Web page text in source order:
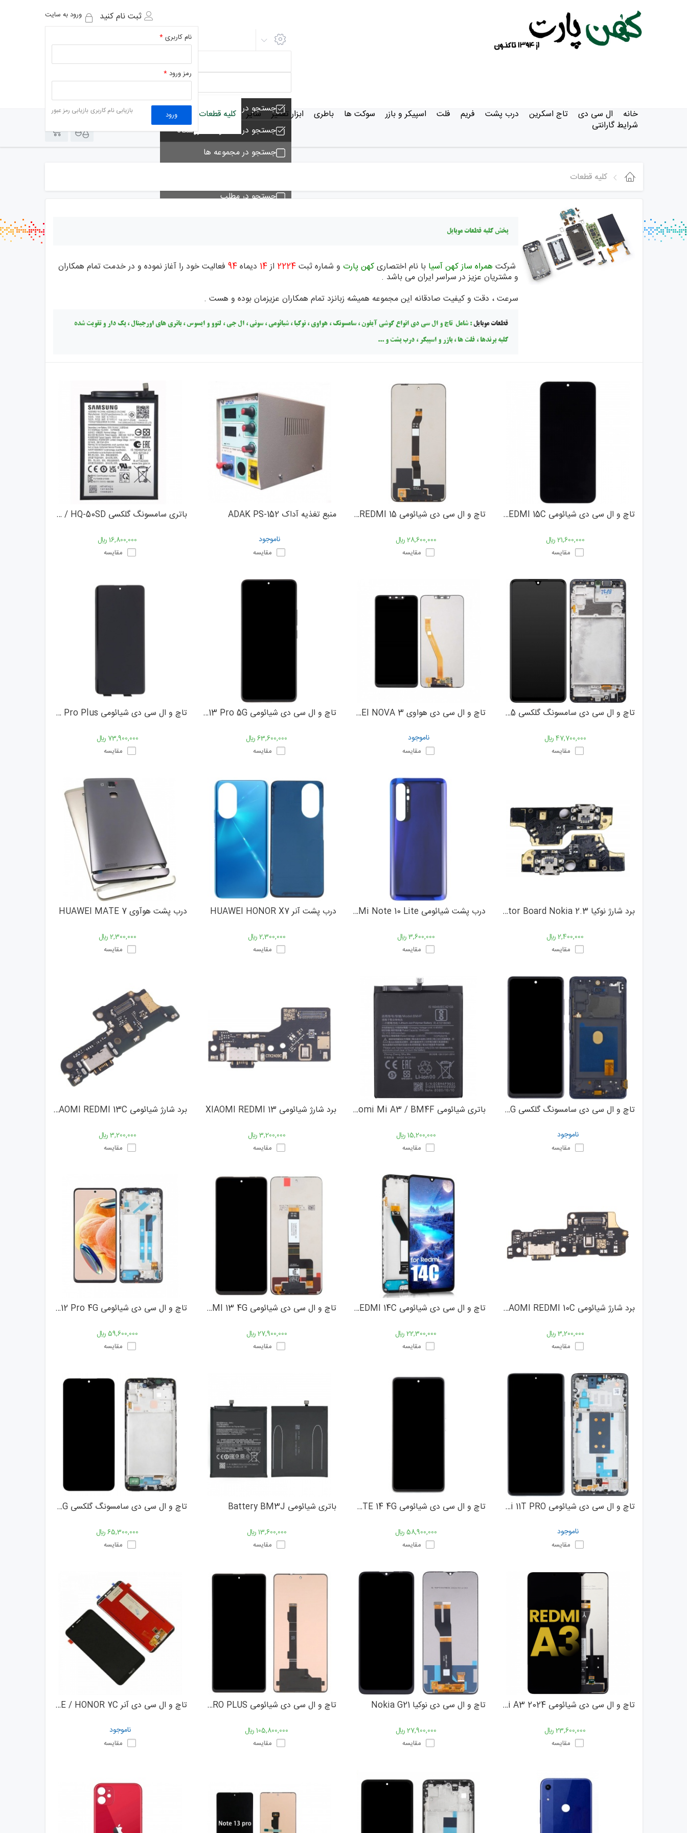
ورود به سایت
نام کاربری*
رمز ورود*
ورود بازیابی نام کاربری بازیابی رمز عبور
ثبت نام کنید
جستجو در مجموعه های فروشگاه
جستجو در محصولات فروشگاه
جستجو در مجموعه ها
جستجو در مطلب
خانه ال سی دی تاج اسکرین درب پشت فریم فلت اسپیکر و بازر سوکت ها باطری ابزار تعمیر سایر
کلیه قطعات
شرایط گارانتی
0
کلیه قطعات
پخش کلیه قطعات موبایل
شرکت همراه ساز کهن آسیا با نام اختصاریکهن پارت و شماره ثبت2224 از14 دیماه94 فعالیت خود را آغاز نموده و در خدمت تمام همکاران
و مشتریان عزیز در سراسر ایران می باشد .
سرعت ، دقت و کیفیت صادقانه این مجموعه همیشه زبانزد تمام همکاران عزیزمان بوده و هست .
قطعات موبایل : شاملتاچ و ال سی دی انواع گوشی آیفون ، سامسونگ ، هواوی ، نوکیا ، شیائومی ، سونی ، ال جی ، لنوو و ایسوس ، باتری های اورجینال ، پک دار و تقویت شده
کلیه برندها ، فلت ها ، بازر و اسپیکر ، درب پشت و ...
تاچ و ال سی دی شیائومی XIAOMI REDMI 15C
21,600,000 ﷼
مقایسه
تاچ و ال سی دی شیائومی XIAOMI REDMI 15
28,600,000 ﷼
مقایسه
منبع تغذیه آداک ADAK PS-152
ناموجود
مقایسه
باتری سامسونگ گلکسی SAMSUNG GALAXY A14 4G / HQ-50SD
16,800,000 ﷼
مقایسه
تاچ و ال سی دی سامسونگ گلکسی Samsung Galaxy M22 / M225
47,700,000 ﷼
مقایسه
تاچ و ال سی دی هواوی HUAWEI NOVA 3
ناموجود
مقایسه
تاچ و ال سی دی شیائومی Xiaomi Note 13 Pro 5G
63,600,000 ﷼
مقایسه
تاچ و ال سی دی شیائومی Xiaomi Note 13 Pro Plus
73,900,000 ﷼
مقایسه
برد شارژ نوکیا Charging Connector Board Nokia 2.3
2,400,000 ﷼
مقایسه
درب پشت شیائومی Xiaomi Mi Note 10 Lite
3,600,000 ﷼
مقایسه
درب پشت آنر HUAWEI HONOR X7
2,300,000 ﷼
مقایسه
درب پشت هوآوی HUAWEI MATE 7
2,300,000 ﷼
مقایسه
تاچ و ال سی دی سامسونگ گلکسی Samsung Galaxy S20 FE 4G
ناموجود
مقایسه
باتری شیائومی Battery Xiaomi Mi A3 / BM4F
15,200,000 ﷼
مقایسه
برد شارژ شیائومی XIAOMI REDMI 13
3,200,000 ﷼
مقایسه
برد شارژ شیائومی XIAOMI REDMI 13C
3,200,000 ﷼
مقایسه
برد شارژ شیائومی XIAOMI REDMI 10C
3,200,000 ﷼
مقایسه
تاچ و ال سی دی شیائومی XIAOMI REDMI 14C
22,300,000 ﷼
مقایسه
تاچ و ال سی دی شیائومی XIAOMI REDMI 13 4G
27,900,000 ﷼
مقایسه
تاچ و ال سی دی شیائومی XIAOMI Redmi Note 12 Pro 4G
59,600,000 ﷼
مقایسه
تاچ و ال سی دی شیائومی XIAOMI Mi 11T - Mi 11T PRO
ناموجود
مقایسه
تاچ و ال سی دی شیائومی XIAOMI NOTE 14 4G
58,900,000 ﷼
مقایسه
باتری شیائومی Battery BM3J
13,600,000 ﷼
مقایسه
تاچ و ال سی دی سامسونگ گلکسی Samsung Galaxy A16 4G
65,300,000 ﷼
مقایسه
تاچ و ال سی دی شیائومی Xiaomi Redmi A3 2024
23,600,000 ﷼
مقایسه
تاچ و ال سی دی نوکیا Nokia G21
27,900,000 ﷼
مقایسه
تاچ و ال سی دی شیائومی XIAOMI REDMI NOTE 12 PRO 5G / NOTE 12 PRO PLUS
105,800,000 ﷼
مقایسه
تاچ و ال سی دی آنر HUAWEI Y7 PRIME 2018 / NOVA 2 LITE / HONOR 7C
ناموجود
مقایسه